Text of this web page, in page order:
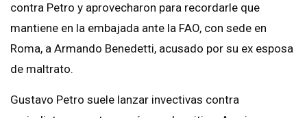
contra Petro y aprovecharon para recordarle que
mantiene en la embajada ante la FAO, con sede en
Roma, a Armando Benedetti, acusado por su ex esposa
de maltrato.
Gustavo Petro suele lanzar invectivas contra